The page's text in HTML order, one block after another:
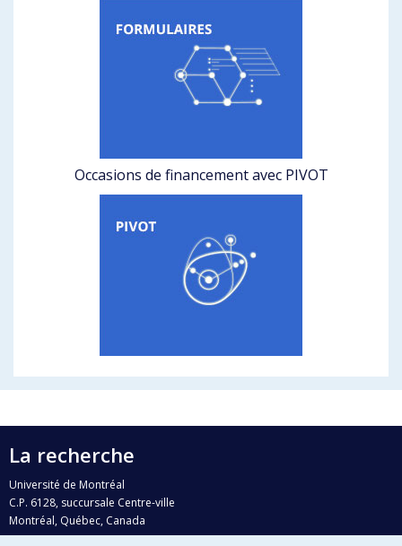
Occasions de financement avec PIVOT
La recherche
Université de Montréal
C.P. 6128, succursale Centre-ville
Montréal, Québec, Canada
H3C 3J7